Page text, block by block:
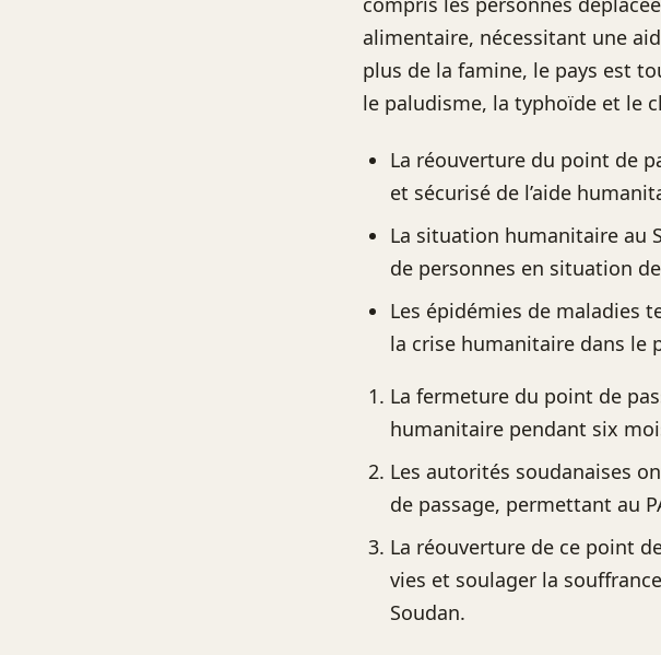
alimentaire, nécessitant une
plus de la famine, le pays est
le paludisme, la typhoïde et le
La réouverture du point de
et sécurisé de l’aide
La situation humanitaire au
de personnes en situation
Les épidémies de maladies
la crise humanitaire dans le
La fermeture du point de
humanitaire pendant six
Les autorités soudanaises
de passage, permettant au
La réouverture de ce point
vies et soulager la
Soudan.